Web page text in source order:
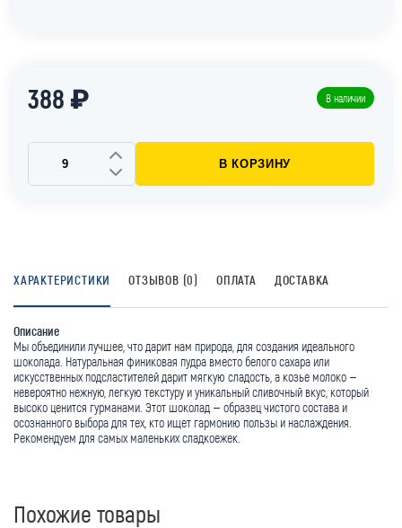
388 ₽ В наличии
В КОРЗИНУ
ХАРАКТЕРИСТИКИ ОТЗЫВОВ (0) ОПЛАТА ДОСТАВКА
Описание
Мы объединили лучшее, что дарит нам природа, для создания идеального
шоколада. Натуральная финиковая пудра вместо белого сахара или
искусственных подсластителей дарит мягкую сладость, а козье молоко –
невероятно нежную, легкую текстуру и уникальный сливочный вкус, который
высоко ценится гурманами. Этот шоколад – образец чистого состава и
осознанного выбора для тех, кто ищет гармонию пользы и наслаждения.
Рекомендуем для самых маленьких сладкоежек.
Похожие товары